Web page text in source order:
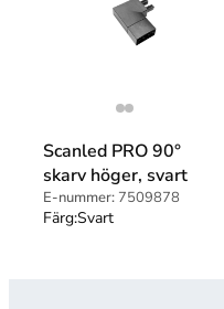
Scanled PRO 90°
skarv höger, svart
E-nummer: 7509878
Färg:Svart